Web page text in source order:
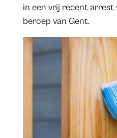
in een vrij recent arrest
beroep van Gent.